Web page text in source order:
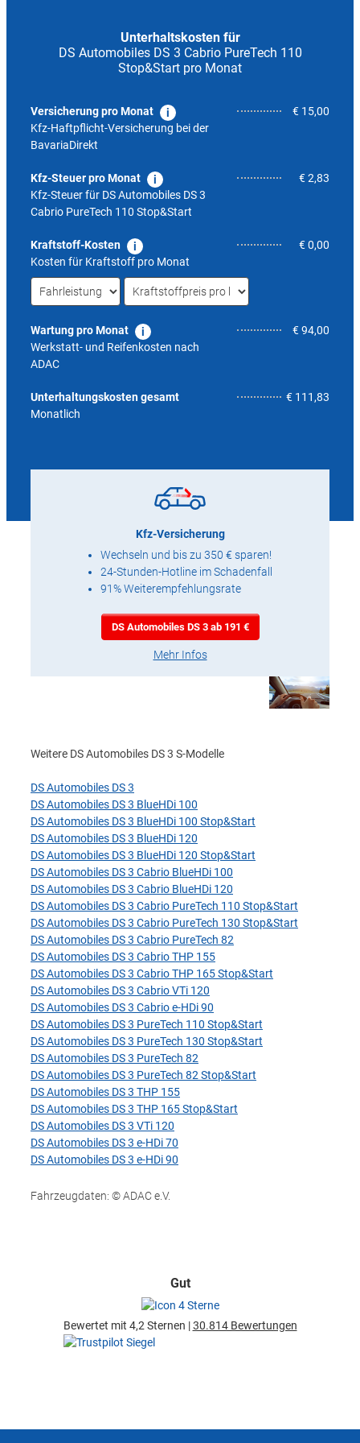
Unterhaltskosten für
DS Automobiles DS 3 Cabrio PureTech 110
Stop&Start pro Monat
Versicherung pro Monat
Kfz-Haftpflicht-Versicherung bei der
BavariaDirekt
€ 15,00
Kfz-Steuer pro Monat
Kfz-Steuer für DS Automobiles DS 3
Cabrio PureTech 110 Stop&Start
€ 2,83
Kraftstoff-Kosten
Kosten für Kraftstoff pro Monat
€ 0,00
Wartung pro Monat
Werkstatt- und Reifenkosten nach
ADAC
€ 94,00
Unterhaltungskosten gesamt
Monatlich
€ 111,83
Kfz-Versicherung
Wechseln und bis zu 350 € sparen!
24-Stunden-Hotline im Schadenfall
91% Weiterempfehlungsrate
DS Automobiles DS 3 ab 191 €
Mehr Infos
Weitere DS Automobiles DS 3 S-Modelle
DS Automobiles DS 3
DS Automobiles DS 3 BlueHDi 100
DS Automobiles DS 3 BlueHDi 100 Stop&Start
DS Automobiles DS 3 BlueHDi 120
DS Automobiles DS 3 BlueHDi 120 Stop&Start
DS Automobiles DS 3 Cabrio BlueHDi 100
DS Automobiles DS 3 Cabrio BlueHDi 120
DS Automobiles DS 3 Cabrio PureTech 110 Stop&Start
DS Automobiles DS 3 Cabrio PureTech 130 Stop&Start
DS Automobiles DS 3 Cabrio PureTech 82
DS Automobiles DS 3 Cabrio THP 155
DS Automobiles DS 3 Cabrio THP 165 Stop&Start
DS Automobiles DS 3 Cabrio VTi 120
DS Automobiles DS 3 Cabrio e-HDi 90
DS Automobiles DS 3 PureTech 110 Stop&Start
DS Automobiles DS 3 PureTech 130 Stop&Start
DS Automobiles DS 3 PureTech 82
DS Automobiles DS 3 PureTech 82 Stop&Start
DS Automobiles DS 3 THP 155
DS Automobiles DS 3 THP 165 Stop&Start
DS Automobiles DS 3 VTi 120
DS Automobiles DS 3 e-HDi 70
DS Automobiles DS 3 e-HDi 90
Fahrzeugdaten: © ADAC e.V.
Gut
Bewertet mit 4,2 Sternen |30.814 Bewertungen